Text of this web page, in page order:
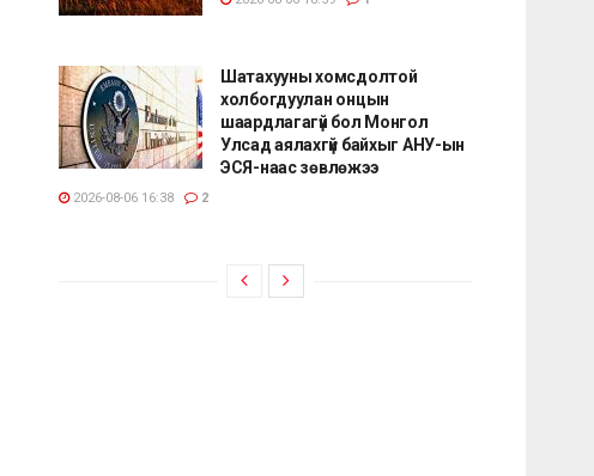
Шатахууны хомсдолтой
холбогдуулан онцын
шаардлагагүй бол Монгол
Улсад аялахгүй байхыг АНУ-ын
ЭСЯ-наас зөвлөжээ
2026-08-06 16:38 2